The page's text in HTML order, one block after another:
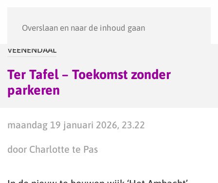
Overslaan en naar de inhoud gaan
VEENENDAAL
Ter Tafel – Toekomst zonder
parkeren
maandag 19 januari 2026, 23.22
door Charlotte te Pas